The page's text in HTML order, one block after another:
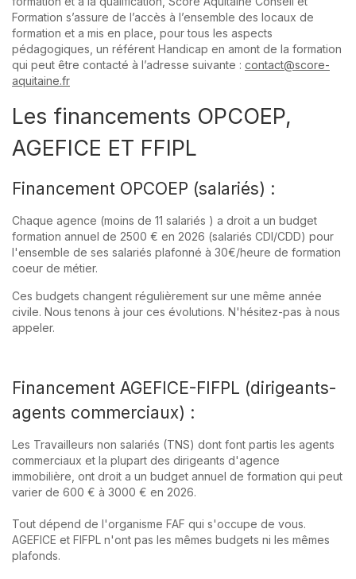
Formation s’assure de l’accès à l’ensemble des locaux de
formation et a mis en place, pour tous les aspects
pédagogiques, un référent Handicap en amont de la formation
qui peut être contacté à l’adresse suivante : contact@score-
aquitaine.fr
Les financements OPCOEP,
AGEFICE ET FFIPL
Financement OPCOEP (salariés) :
Chaque agence (moins de 11 salariés ) a droit a un budget
formation annuel de 2500 € en 2026 (salariés CDI/CDD) pour
l'ensemble de ses salariés plafonné à 30€/heure de formation
coeur de métier.
Ces budgets changent régulièrement sur une même année
civile. Nous tenons à jour ces évolutions. N'hésitez-pas à nous
appeler.
Financement AGEFICE-FIFPL (dirigeants-
agents commerciaux) :
Les Travailleurs non salariés (TNS) dont font partis les agents
commerciaux et la plupart des dirigeants d'agence
immobilière, ont droit a un budget annuel de formation qui peut
varier de 600 € à 3000 € en 2026.
Tout dépend de l'organisme FAF qui s'occupe de vous.
AGEFICE et FIFPL n'ont pas les mêmes budgets ni les mêmes
plafonds.